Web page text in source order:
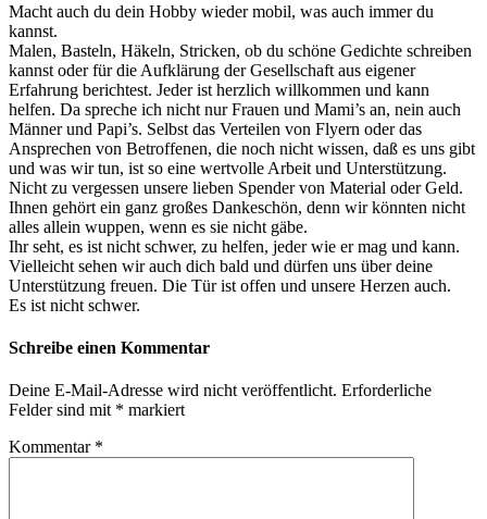
Macht auch du dein Hobby wieder mobil, was auch immer du
kannst.
Malen, Basteln, Häkeln, Stricken, ob du schöne Gedichte schreiben
kannst oder für die Aufklärung der Gesellschaft aus eigener
Erfahrung berichtest. Jeder ist herzlich willkommen und kann
helfen. Da spreche ich nicht nur Frauen und Mami’s an, nein auch
Männer und Papi’s. Selbst das Verteilen von Flyern oder das
Ansprechen von Betroffenen, die noch nicht wissen, daß es uns gibt
und was wir tun, ist so eine wertvolle Arbeit und Unterstützung.
Nicht zu vergessen unsere lieben Spender von Material oder Geld.
Ihnen gehört ein ganz großes Dankeschön, denn wir könnten nicht
alles allein wuppen, wenn es sie nicht gäbe.
Ihr seht, es ist nicht schwer, zu helfen, jeder wie er mag und kann.
Vielleicht sehen wir auch dich bald und dürfen uns über deine
Unterstützung freuen. Die Tür ist offen und unsere Herzen auch.
Es ist nicht schwer.
Schreibe einen Kommentar
Deine E-Mail-Adresse wird nicht veröffentlicht. Erforderliche
Felder sind mit * markiert
Kommentar *